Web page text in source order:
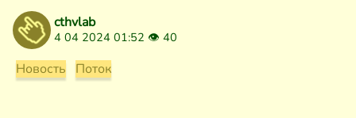
cthvlab
4 04 2024 01:52 👁 40
Новость Поток